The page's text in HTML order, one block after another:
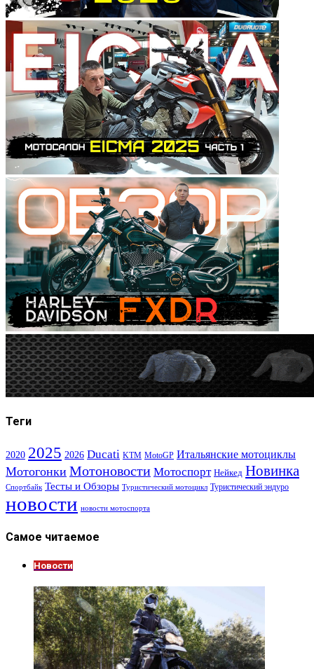
Теги
2020 2025 2026 Ducati KTM MotoGP Итальянские мотоциклы
Мотогонки Мотоновости Мотоспорт Нейкед Новинка
Спортбайк Тесты и Обзоры Туристический мотоцикл Туристический эндуро
новости новости мотоспорта
Самое читаемое
Новости